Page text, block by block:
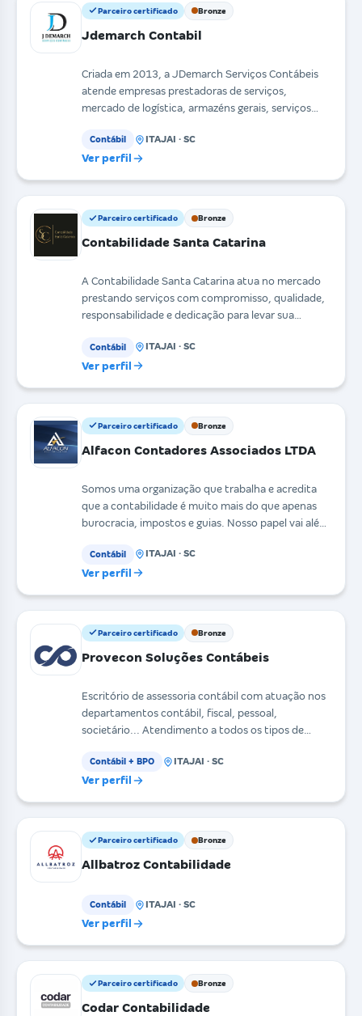
Parceiro certificado Bronze
Jdemarch Contabil
Criada em 2013, a JDemarch Serviços Contábeis
atende empresas prestadoras de serviços,
mercado de logística, armazéns gerais, serviços
Contábil ITAJAI · SC
Ver perfil
Parceiro certificado Bronze
Contabilidade Santa Catarina
A Contabilidade Santa Catarina atua no mercado
prestando serviços com compromisso, qualidade,
responsabilidade e dedicação para levar sua
Contábil ITAJAI · SC
Ver perfil
Parceiro certificado Bronze
Alfacon Contadores Associados LTDA
Somos uma organização que trabalha e acredita
que a contabilidade é muito mais do que apenas
burocracia, impostos e guias. Nosso papel vai além,
Contábil ITAJAI · SC
Ver perfil
Parceiro certificado Bronze
Provecon Soluções Contábeis
Escritório de assessoria contábil com atuação nos
departamentos contábil, fiscal, pessoal,
societário... Atendimento a todos os tipos de
Contábil + BPO ITAJAI · SC
Ver perfil
Parceiro certificado Bronze
Allbatroz Contabilidade
Contábil ITAJAI · SC
Ver perfil
Parceiro certificado Bronze
Codar Contabilidade